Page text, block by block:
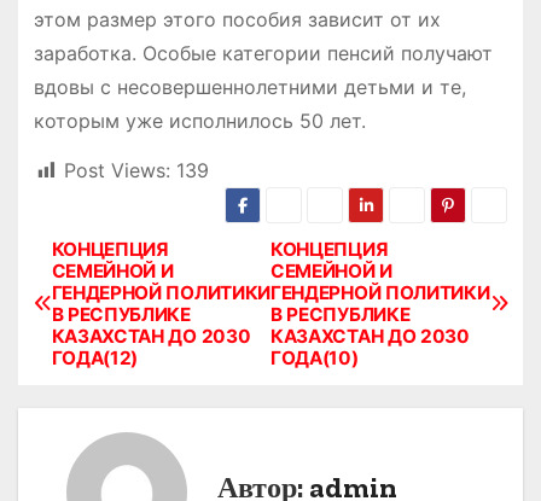
этом размер этого пособия зависит от их
заработка. Особые категории пенсий получают
вдовы с несовершеннолетними детьми и те,
которым уже исполнилось 50 лет.
Post Views: 139
Н
а
КОНЦЕПЦИЯ
СЕМЕЙНОЙ И
ГЕНДЕРНОЙ ПОЛИТИКИ
В РЕСПУБЛИКЕ
КАЗАХСТАН ДО 2030
ГОДА(10)
КОНЦЕПЦИЯ
СЕМЕЙНОЙ И
ГЕНДЕРНОЙ ПОЛИТИКИ
В РЕСПУБЛИКЕ
КАЗАХСТАН ДО 2030
ГОДА(12)
Автор: admin